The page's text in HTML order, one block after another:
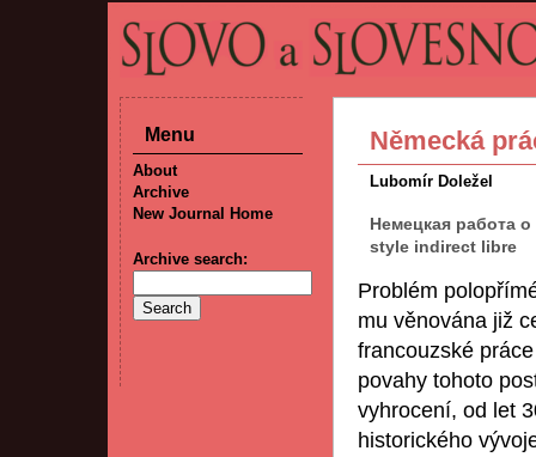
Německá
Lubomír Doležel
Немецкая работа
style indirect libre
Problém
mu věnována již
francouzské
povahy tohoto
vyhrocení, od let
historického
Menu
About
Archive
New Journal Home
Archive search: